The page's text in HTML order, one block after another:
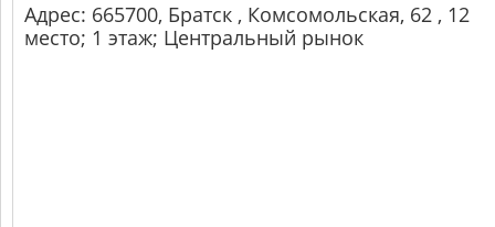
Адрес: 665700, Братск , Комсомольская, 62 , 12
место; 1 этаж; Центральный рынок